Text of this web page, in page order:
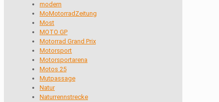
modern
MoMotorradZeitung
Most
MOTO GP
Motorrad Grand Prix
Motorsport
Motorsportarena
Motos 25
Mutpassage
Natur
Naturrennstrecke